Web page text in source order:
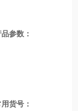
参数：
货号：